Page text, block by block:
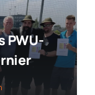
PWU-